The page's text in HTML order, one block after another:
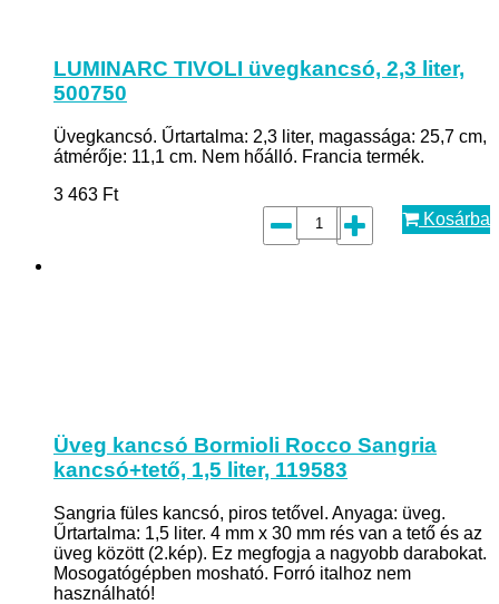
LUMINARC TIVOLI üvegkancsó, 2,3 liter,
500750
Üvegkancsó. Űrtartalma: 2,3 liter, magassága: 25,7 cm,
átmérője: 11,1 cm. Nem hőálló. Francia termék.
3 463 Ft
Kosárba
Üveg kancsó Bormioli Rocco Sangria
kancsó+tető, 1,5 liter, 119583
Sangria füles kancsó, piros tetővel. Anyaga: üveg.
Űrtartalma: 1,5 liter. 4 mm x 30 mm rés van a tető és az
üveg között (2.kép). Ez megfogja a nagyobb darabokat.
Mosogatógépben mosható. Forró italhoz nem
használható!